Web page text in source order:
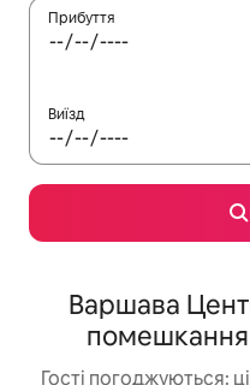
Прибуття
Виїзд
Варшава
помешкання
Гості погоджуються: